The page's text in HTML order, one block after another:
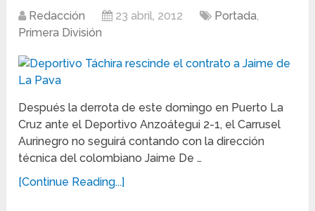
Redacción 23 abril, 2012 Portada,
Primera División
Después la derrota de este domingo en Puerto La
Cruz ante el Deportivo Anzoátegui 2-1, el Carrusel
Aurinegro no seguirá contando con la dirección
técnica del colombiano Jaime De …
[Continue Reading...]